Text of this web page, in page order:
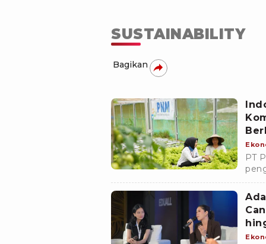
SUSTAINABILITY
Bagikan
PT